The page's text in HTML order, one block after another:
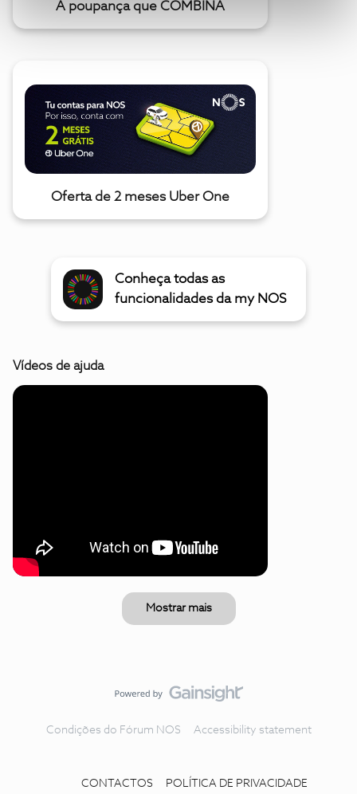
A poupança que COMBINA
Oferta de 2 meses Uber One
Conheça todas as
funcionalidades da my NOS
Vídeos de ajuda
Mostrar mais
Condições do Fórum NOS Accessibility statement
CONTACTOS POLÍTICA DE PRIVACIDADE